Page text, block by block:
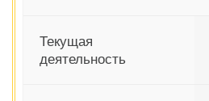
Текущая
деятельность